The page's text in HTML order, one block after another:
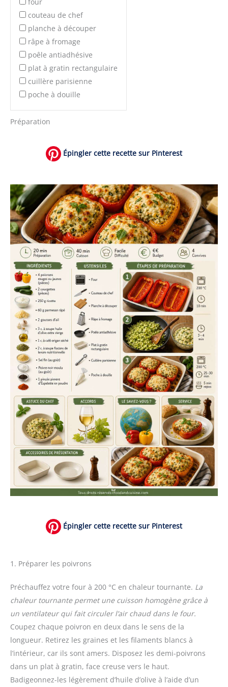
couteau de chef
planche à découper
râpe à fromage
poêle antiadhésive
plat à gratin rectangulaire
cuillère parisienne
poche à douille
Préparation
Épingler cette recette sur Pinterest
Épingler cette recette sur Pinterest
1. Préparer les poivrons
Préchauffez votre four à 200 °C en chaleur tournante. La
chaleur tournante permet une cuisson homogène grâce à
un ventilateur qui fait circuler l’air chaud dans le four.
Coupez chaque poivron en deux dans le sens de la
longueur. Retirez les graines et les filaments blancs à
l’intérieur, car ils sont amers. Disposez les demi-poivrons
dans un plat à gratin, face creuse vers le haut.
Badigeonnez-les légèrement d’huile d’olive à l’aide d’un